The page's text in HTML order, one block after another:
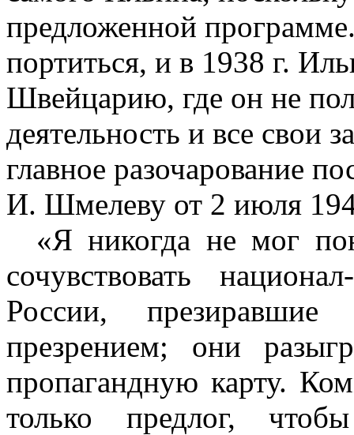
предложенной
портиться, и в 1938 г.
Швейцарию, где он не
деятельность и все свои
главное разочарование
И. Шмелеву от 2 июля 19
«Я никогда не мог
сочувствовать
России,
презрением; они
пропагандную карту.
только предлог,